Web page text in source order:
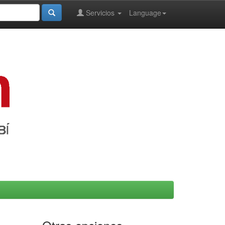
Language
Servicios